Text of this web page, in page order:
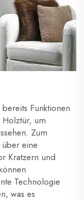
Funktionen
Holztür, um
Zum
eine
Kratzern und
Technologie
was es